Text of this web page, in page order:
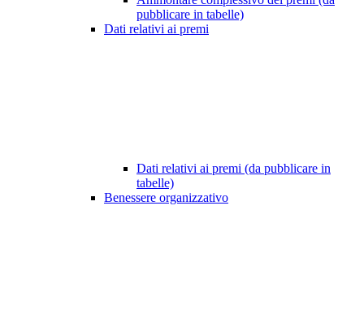
pubblicare in tabelle)
Dati relativi ai premi
Dati relativi ai premi (da pubblicare in
tabelle)
Benessere organizzativo